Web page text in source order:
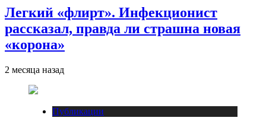
Легкий «флирт». Инфекционист
рассказал, правда ли страшна новая
«корона»
2 месяца назад
Публикации